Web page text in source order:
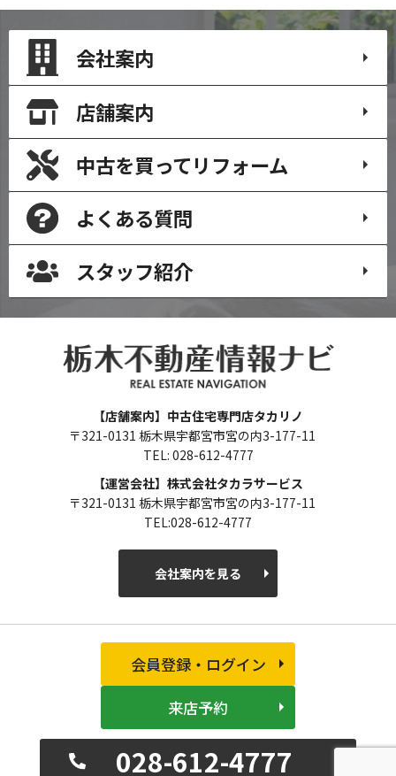
会社案内
店舗案内
中古を買ってリフォーム
よくある質問
スタッフ紹介
【店舗案内】中古住宅専門店タカリノ
〒321-0131 栃木県宇都宮市宮の内3-177-11
TEL: 028-612-4777
【運営会社】株式会社タカラサービス
〒321-0131 栃木県宇都宮市宮の内3-177-11
TEL:028-612-4777
会社案内を見る
会員登録・ログイン
来店予約
028-612-4777